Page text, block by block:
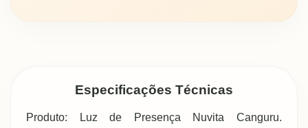
Especificações Técnicas
Produto: Luz de Presença Nuvita Canguru.